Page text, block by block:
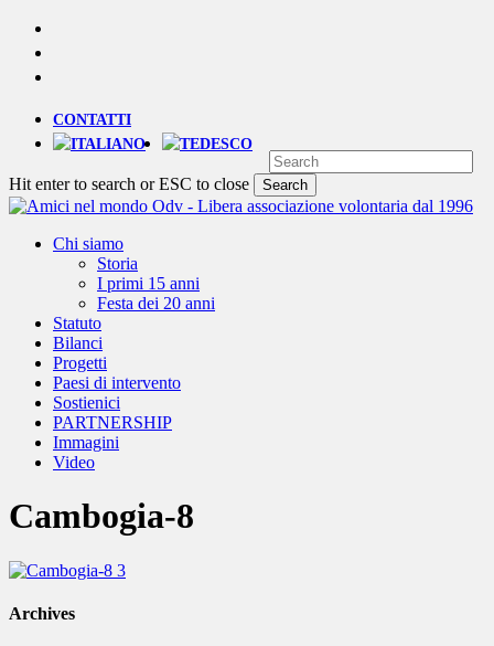
Skip
content
CONTATTI
Hit enter to search or ESC to close Search
Close
Menu
Chi siamo
Storia
I primi 15 anni
Festa dei 20 anni
Statuto
Bilanci
Progetti
Paesi di intervento
Sostienici
PARTNERSHIP
Immagini
Video
Cambogia-8
Archives